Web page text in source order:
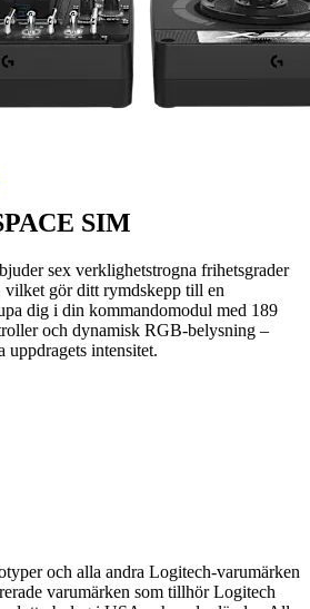
SIM
sex verklighetstrogna frihetsgrader
gör ditt rymdskepp till en
dig i din kommandomodul med 189
och dynamisk RGB-belysning –
uppdragets intensitet.
och alla andra Logitech-varumärken
varumärken som tillhör Logitech